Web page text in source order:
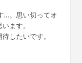
…。思い切ってオ
ます。
したいです。